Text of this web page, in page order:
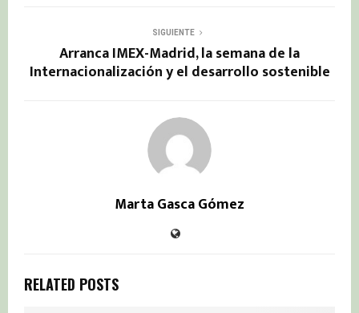
SIGUIENTE
Arranca IMEX-Madrid, la semana de la
Internacionalización y el desarrollo sostenible
Marta Gasca Gómez
RELATED POSTS